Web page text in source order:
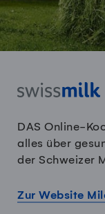
DAS Online-
alles über
der Schweizer
Zur Website